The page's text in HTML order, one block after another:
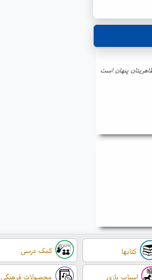
پنهان است
کتابها کمک درسی
اسباب بازی محصولات فرهنگی